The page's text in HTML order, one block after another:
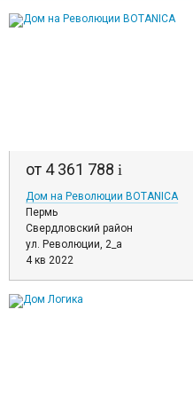
от 4 361 788 i
Дом на Революции BOTANICA
Пермь
Свердловский район
ул. Революции, 2_а
4 кв 2022